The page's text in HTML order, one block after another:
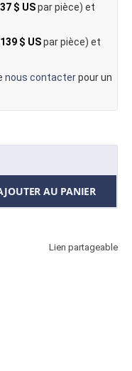
$ USpar pièce) et
$ USpar pièce) et
nous contacterpour un
AU PANIER
Lien partageable